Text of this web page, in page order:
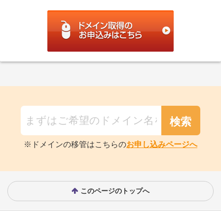
※ドメインの移管はこちらのお申し込みページへ
このページのトップへ